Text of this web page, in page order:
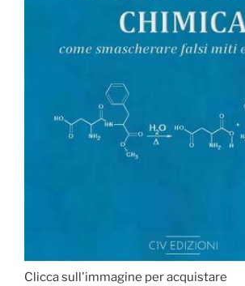
Clicca sull'immagine per acquistare